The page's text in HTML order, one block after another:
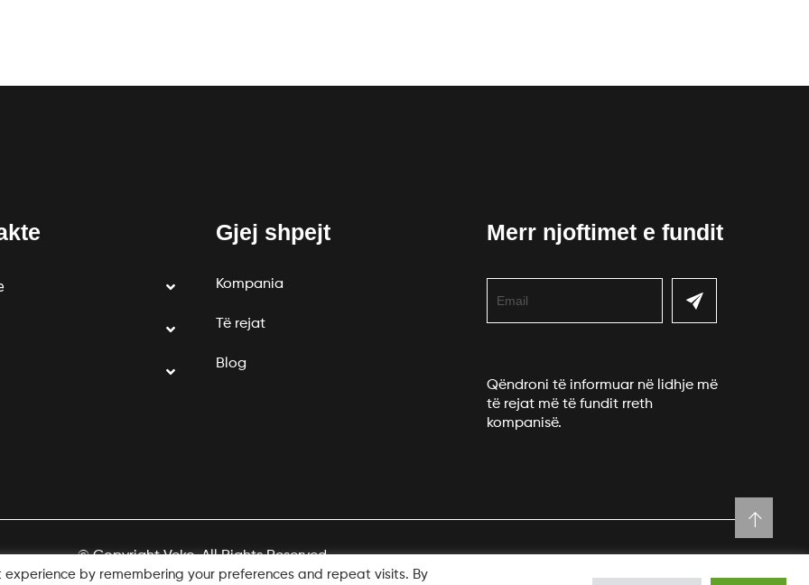
Gjej shpejt
Kompania
Të rejat
Blog
Merr njoftimet e fundit
Qëndroni të informuar në lidhje më
të rejat më të fundit rreth
kompanisë.
© Copyright Veko. All Rights Reserved
Designed by
1UP LABS
by remembering your preferences and repeat visits. By